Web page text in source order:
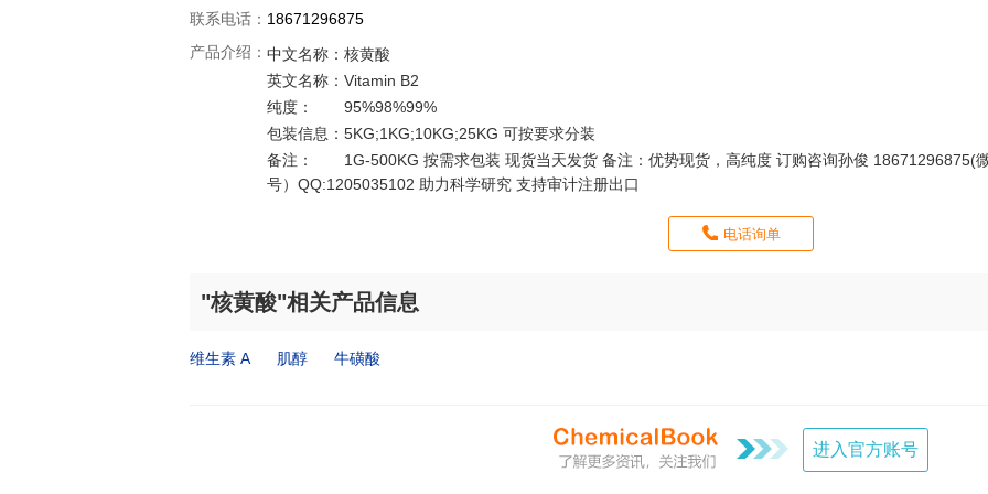
联系电话： 18671296875
产品介绍： 中文名称： 核黄酸
英文名称： Vitamin B2
纯度：
95%98%99%
包装信息： 5KG;1KG;10KG;25KG 可按要求分装
备注：
1G-500KG 按需求包装 现货当天发货 备注：优势现货，高纯度 订购咨询孙俊 18671296875(
号）QQ:1205035102 助力科学研究 支持审计注册出口
电话询单
"核黄酸"相关产品信息
维生素 A 肌醇 牛磺酸
进入官方账号